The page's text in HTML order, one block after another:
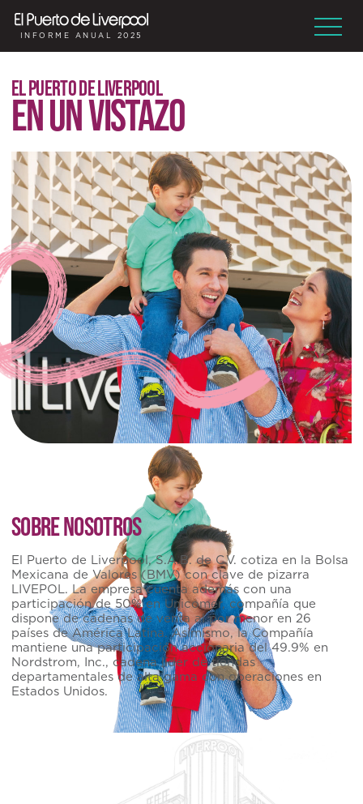
INFORME ANUAL 2025
EL PUERTO DE LIVERPOOL
EN UN VISTAZO
SOBRE NOSOTROS
El Puerto de Liverpool, S.A.B. de C.V. cotiza en la Bolsa
Mexicana de Valores (BMV) con clave de pizarra
LIVEPOL. La empresa cuenta además con una
participación de 50% en Unicomer, compañía que
dispone de cadenas de venta al por menor en 26
países de América Latina. Asimismo, la Compañía
mantiene una participación accionaria del 49.9% en
Nordstrom, Inc., cadena líder de tiendas
departamentales de alta gama con operaciones en
Estados Unidos.